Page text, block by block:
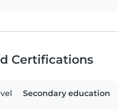
Certifications
Secondary education